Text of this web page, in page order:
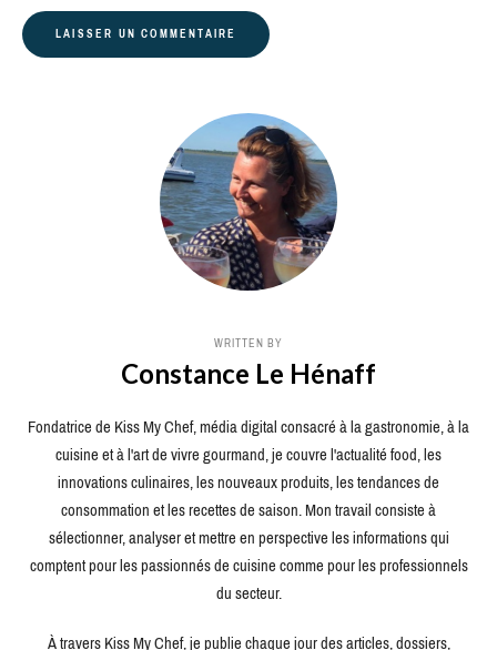
WRITTEN BY
Constance Le Hénaff
Fondatrice de Kiss My Chef, média digital consacré à la gastronomie, à la
cuisine et à l'art de vivre gourmand, je couvre l'actualité food, les
innovations culinaires, les nouveaux produits, les tendances de
consommation et les recettes de saison. Mon travail consiste à
sélectionner, analyser et mettre en perspective les informations qui
comptent pour les passionnés de cuisine comme pour les professionnels
du secteur.
À travers Kiss My Chef, je publie chaque jour des articles, dossiers,